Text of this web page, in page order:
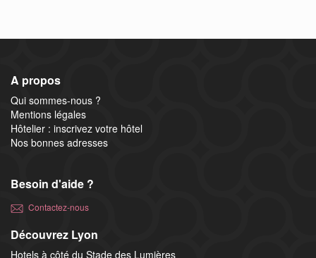
A propos
Qui sommes-nous ?
Mentions légales
Hôtelier : inscrivez votre hôtel
Nos bonnes adresses
Besoin d'aide ?
Contactez-nous
Découvrez Lyon
Hotels à côté du Stade des Lumières